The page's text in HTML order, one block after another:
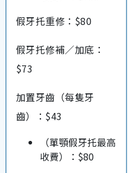
假牙托重修：$80
假牙托修補／加底：
$73
加置牙齒（每隻牙
齒）：$43
（單顎假牙托最高
收費）：$80